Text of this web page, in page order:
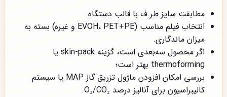
مطابقت سایز طر.ف با قالب دستگاه.
انتخاب فیلم مناسب (EVOH، PET+PE و غیره) بسته به
میزان ماندگاری.
اگر محصول سه‌بعدی است، گزینه skin-pack یا
thermoforming بهتر است؛
بررسی امکان افزودن ماژول تزریق گاز MAP یا سیستم
کالیبراسیون برای آنالیز درصد O₂/CO₂.